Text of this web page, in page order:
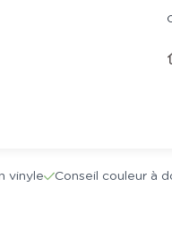
vinyle Conseil couleur à